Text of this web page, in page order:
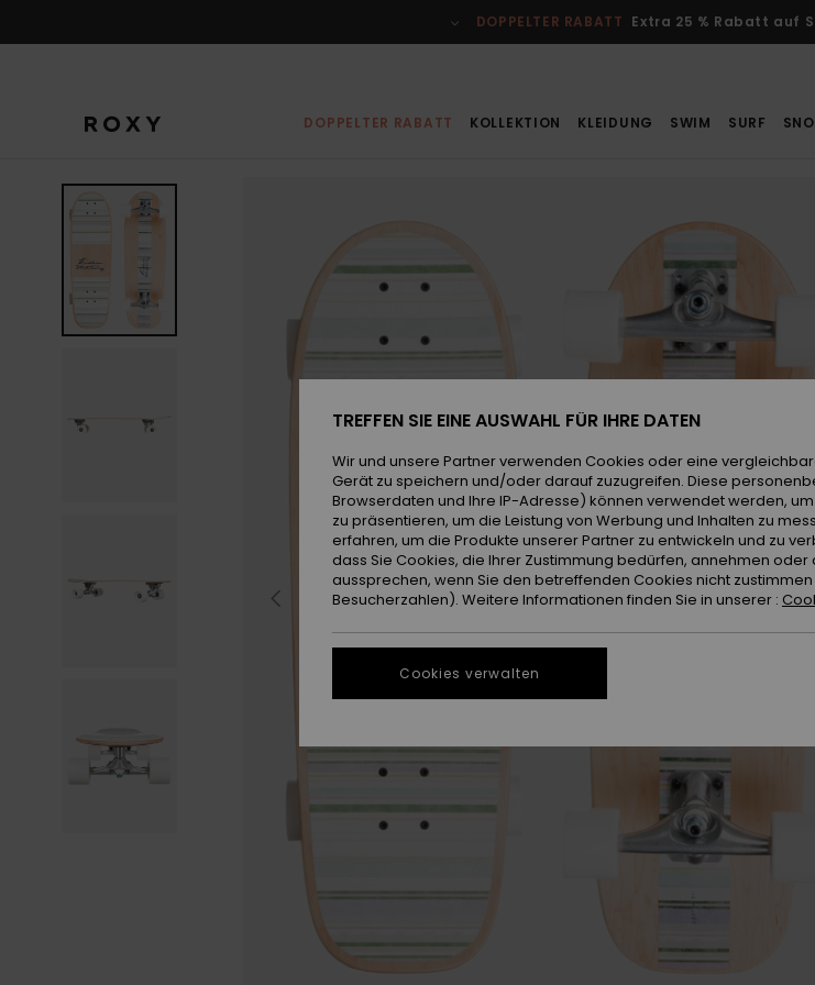
DOPPELTER RABATT Extra 25 % Rabatt auf
DOPPELTER RABATT KOLLEKTION KLEIDUNG SWIM SURF
TREFFEN SIE EINE AUSWAHL FÜR IHRE DATEN
Wir und unsere Partner verwenden Cookies oder eine
Gerät zu speichern und/oder darauf zuzugreifen. Diese
Browserdaten und Ihre IP-Adresse) können verwendet werden,
zu präsentieren, um die Leistung von Werbung und Inhalten zu
erfahren, um die Produkte unserer Partner zu entwickeln und zu
dass Sie Cookies, die Ihrer Zustimmung bedürfen, annehmen
aussprechen, wenn Sie den betreffenden Cookies nicht
Besucherzahlen). Weitere Informationen finden Sie in unserer :
Cookies verwalten